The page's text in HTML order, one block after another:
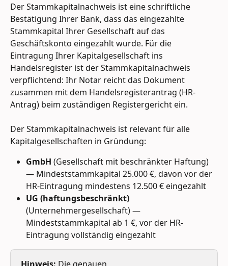
Der Stammkapitalnachweis ist eine schriftliche
Bestätigung Ihrer Bank, dass das eingezahlte
Stammkapital Ihrer Gesellschaft auf das
Geschäftskonto eingezahlt wurde. Für die
Eintragung Ihrer Kapitalgesellschaft ins
Handelsregister ist der Stammkapitalnachweis
verpflichtend: Ihr Notar reicht das Dokument
zusammen mit dem Handelsregisterantrag (HR-
Antrag) beim zuständigen Registergericht ein.
Der Stammkapitalnachweis ist relevant für alle
Kapitalgesellschaften in Gründung:
GmbH (Gesellschaft mit beschränkter Haftung)
— Mindeststammkapital 25.000 €, davon vor der
HR-Eintragung mindestens 12.500 € eingezahlt
UG (haftungsbeschränkt)
(Unternehmergesellschaft) —
Mindeststammkapital ab 1 €, vor der HR-
Eintragung vollständig eingezahlt